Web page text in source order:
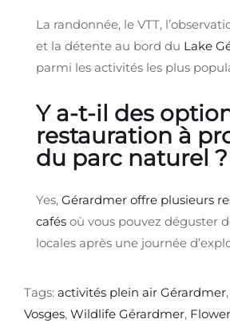
La randonnée, le VTT,
et la détente au bord du Lake
parmi les activités les plus
Y a-t-il des
restauration à
du parc naturel ?
Yes, Gérardmer offre plusieurs
cafés où vous pouvez déguster
locales après une journée
Tags: activités plein air Gérardmer,
Vosges, Wildlife Gérardmer,